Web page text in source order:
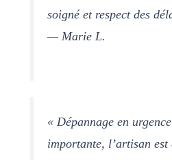
soigné et respect des
— Marie L.
« Dépannage en
importante, l’artisan